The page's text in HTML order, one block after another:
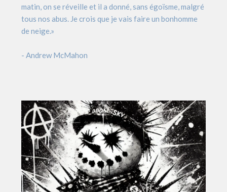
matin, on se réveille et il a donné, sans égoïsme, malgré
tous nos abus. Je crois que je vais faire un bonhomme
de neige.»
- Andrew McMahon